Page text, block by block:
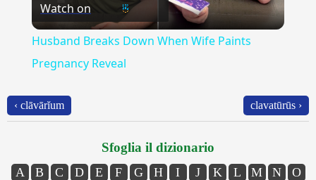
Video
Watch on
Husband Breaks Down When Wife Paints
Pregnancy Reveal
‹ clāvārĭum clavatūrūs ›
Sfoglia il dizionario
A B C D E F G H I J K L M N
O